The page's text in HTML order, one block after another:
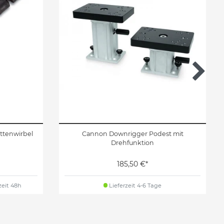
48h
Cannon Downrigger Podest mit
Drehfunktion
185,50 €*
Lieferzeit 4-6 Tage